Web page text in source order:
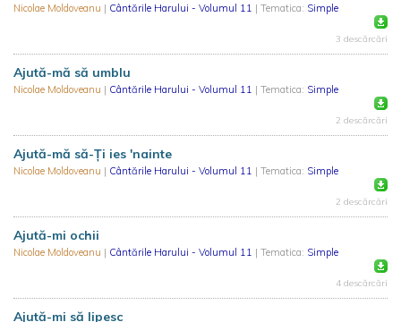
Nicolae Moldoveanu | Cântările Harului - Volumul 11 | Tematica: Simple
3 descărcări
Ajută-mă să umblu
Nicolae Moldoveanu | Cântările Harului - Volumul 11 | Tematica: Simple
2 descărcări
Ajută-mă să-Ți ies 'nainte
Nicolae Moldoveanu | Cântările Harului - Volumul 11 | Tematica: Simple
2 descărcări
Ajută-mi ochii
Nicolae Moldoveanu | Cântările Harului - Volumul 11 | Tematica: Simple
4 descărcări
Ajută-mi să lipesc